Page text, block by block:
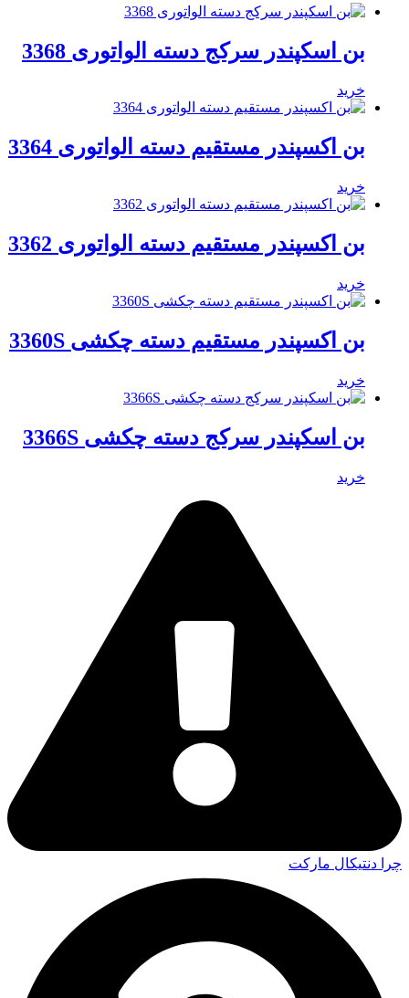
بن اسکپندر سرکج دسته الواتوری 3368
خرید
بن اکسپندر مستقیم دسته الواتوری 3364
خرید
بن اکسپندر مستقیم دسته الواتوری 3362
خرید
بن اکسپندر مستقیم دسته چکشی 3360S
خرید
بن اسکپندر سرکج دسته چکشی 3366S
خرید
چرا دنتیکال مارکت